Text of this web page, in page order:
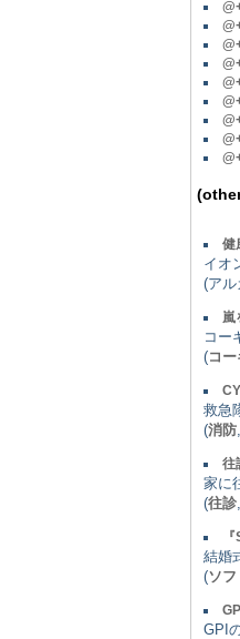
@
@
@
@
@
健
イオ
(アル
嵐
コー
(コ
救急
(消防
往
家に
(往診
結婚
(ソフ
GPI